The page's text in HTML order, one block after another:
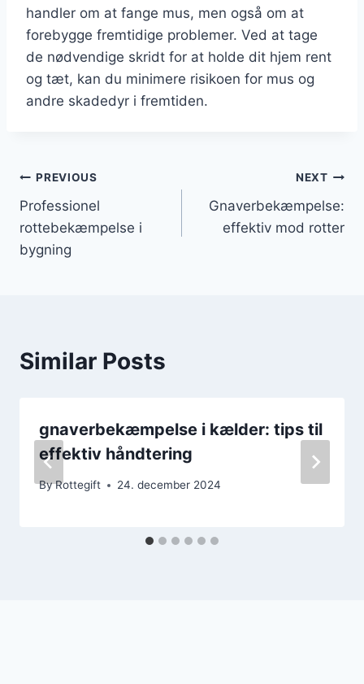
handler om at fange mus, men også om at
forebygge fremtidige problemer. Ved at tage
de nødvendige skridt for at holde dit hjem rent
og tæt, kan du minimere risikoen for mus og
andre skadedyr i fremtiden.
Indlægsnavigation
PREVIOUS
Professionel
rottebekæmpelse i
bygning
NEXT
Gnaverbekæmpelse:
effektiv mod rotter
Similar Posts
gnaverbekæmpelse i kælder: tips til
effektiv håndtering
ByRottegift 24. december 2024